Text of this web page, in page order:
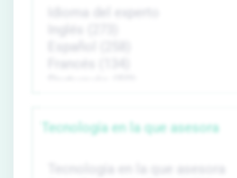
Tecnología en la que asesora